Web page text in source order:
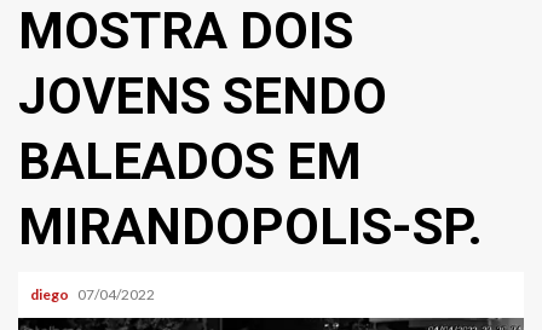
MOSTRA DOIS
JOVENS SENDO
BALEADOS EM
MIRANDOPOLIS-SP.
diego 07/04/2022